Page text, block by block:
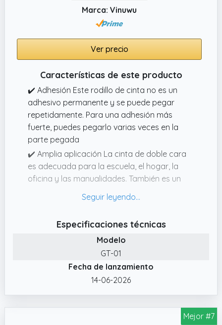
Marca: Vinuwu
Ver precio
Características de este producto
✔️ Adhesión Este rodillo de cinta no es un
adhesivo permanente y se puede pegar
repetidamente. Para una adhesión más
fuerte, puedes pegarlo varias veces en la
parte pegada
✔️ Amplia aplicación La cinta de doble cara
es adecuada para la escuela, el hogar, la
oficina y las manualidades. También es un
álbumes de recortes, diarios, manualidades y
✔️ Limpio y ordenado A diferencia de la cinta
de doble cara común o la cinta líquida, el
rodillo adhesivo es más cómodo de usar,
presiona y tira, rápido y limpio, sin arrugas.
No tienes que esperar a que se seque el
✔️ Cómo usar Alinea la cinta de doble cara
para manualidades con la superficie a pegar,
Especificaciones técnicas
Modelo
GT-01
Fecha de lanzamiento
14-06-2026
Mejor #7